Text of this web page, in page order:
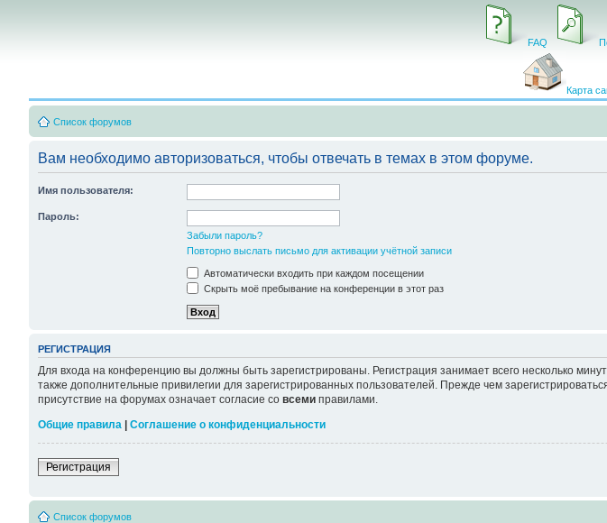
FAQ
Карта
Список форумов
Вам необходимо авторизоваться, чтобы отвечать в темах в этом форуме.
Имя пользователя:
Пароль:
Забыли пароль?
Повторно выслать письмо для активации учётной записи
Автоматически входить при каждом посещении
Скрыть моё пребывание на конференции в этот раз
РЕГИСТРАЦИЯ
Для входа на конференцию вы должны быть зарегистрированы. Регистрация занимает всего несколько
также дополнительные привилегии для зарегистрированных пользователей. Прежде чем
присутствие на форумах означает согласие со всеми правилами.
Общие правила | Соглашение о конфиденциальности
Регистрация
Список форумов